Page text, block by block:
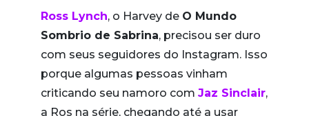
Ross Lynch, o Harvey de O Mundo
Sombrio de Sabrina, precisou ser duro
com seus seguidores do Instagram. Isso
porque algumas pessoas vinham
criticando seu namoro com Jaz Sinclair,
a Ros na série, chegando até a usar